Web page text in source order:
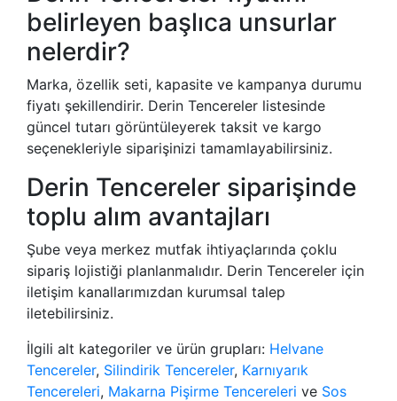
belirleyen başlıca unsurlar
nelerdir?
Marka, özellik seti, kapasite ve kampanya durumu
fiyatı şekillendirir. Derin Tencereler listesinde
güncel tutarı görüntüleyerek taksit ve kargo
seçenekleriyle siparişinizi tamamlayabilirsiniz.
Derin Tencereler siparişinde
toplu alım avantajları
Şube veya merkez mutfak ihtiyaçlarında çoklu
sipariş lojistiği planlanmalıdır. Derin Tencereler için
iletişim kanallarımızdan kurumsal talep
iletebilirsiniz.
İlgili alt kategoriler ve ürün grupları: Helvane
Tencereler, Silindirik Tencereler, Karnıyarık
Tencereleri, Makarna Pişirme Tencereleri ve Sos